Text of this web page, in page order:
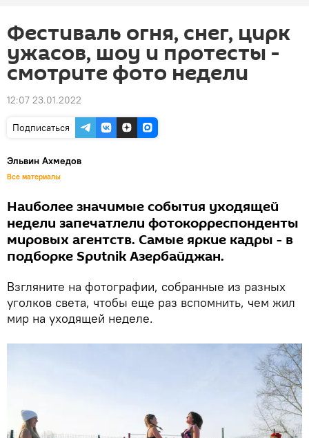
Фестиваль огня, снег, цирк
ужасов, шоу и протесты -
смотрите фото недели
12:07 23.01.2022
Подписаться
Эльвин Ахмедов
Все материалы
Наиболее значимые события уходящей
недели запечатлели фотокорреспонденты
мировых агентств. Самые яркие кадры - в
подборке Sputnik Азербайджан.
Взгляните на фотографии, собранные из разных
уголков света, чтобы еще раз вспомнить, чем жил
мир на уходящей неделе.